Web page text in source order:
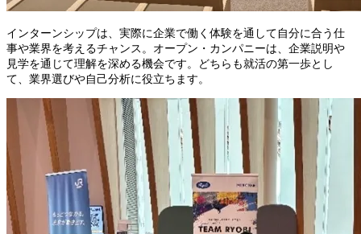
インターンシップは、実際に企業で働く体験を通して自分に合う仕
事や業界を考えるチャンス。オープン・カンパニーは、企業説明や
見学を通じて理解を深める機会です。どちらも就活の第一歩とし
て、業界選びや自己分析に役立ちます。